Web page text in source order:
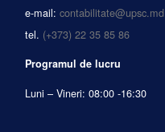
e-mail: contabilitate@upsc.md
tel. (+373) 22 35 85 86
Programul de lucru
Luni – Vineri: 08:00 -16:30